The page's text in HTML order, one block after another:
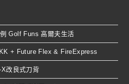
Golf Funs 高爾夫生活
+ Future Flex & FireExpress
改良式刀背